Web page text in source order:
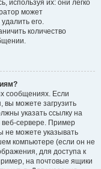
используя их: они легко
может
его.
количество
сообщениях. Если
можете загрузить
указать ссылку на
сервере. Пример
не можете указывать
компьютере (если он не
для доступа к
на почтовые ящики